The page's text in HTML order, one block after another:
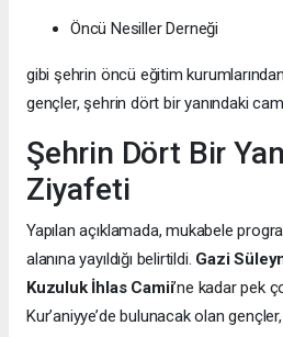
Öncü Nesiller Derneği
gibi şehrin öncü eğitim
gençler, şehrin dört bir yanındaki
Şehrin Dört Bir
Ziyafeti
Yapılan açıklamada, mukabele
alanına yayıldığı belirtildi. Gazi
Kuzuluk İhlas Camii’ne kadar pek
Kur’aniyye’de bulunacak olan